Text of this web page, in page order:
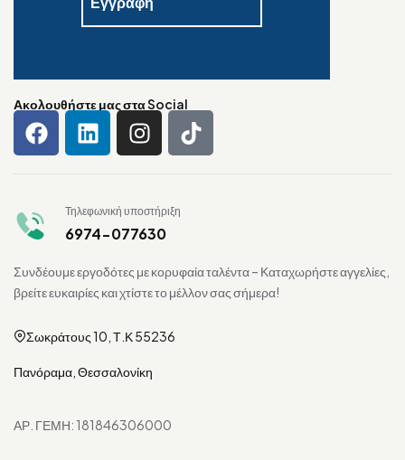
Ακολουθήστε μας στα Social
Τηλεφωνική υποστήριξη
6974-077630
Συνδέουμε εργοδότες με κορυφαία ταλέντα – Καταχωρήστε αγγελίες,
βρείτε ευκαιρίες και χτίστε το μέλλον σας σήμερα!
Σωκράτους 10, Τ.Κ 55236
Πανόραμα, Θεσσαλονίκη
ΑΡ. ΓΕΜΗ: 181846306000